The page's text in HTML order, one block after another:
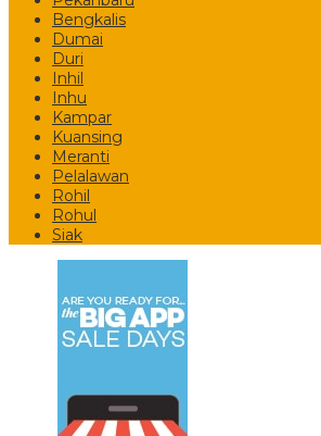
Bengkalis
Dumai
Duri
Inhil
Inhu
Kampar
Kuansing
Meranti
Pelalawan
Rohil
Rohul
Siak